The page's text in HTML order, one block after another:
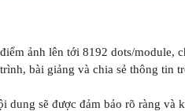
ảnh lên tới 8192 dots/module,
bài giảng và chia sẻ thông tin
dung sẽ được đảm bảo rõ ràng và